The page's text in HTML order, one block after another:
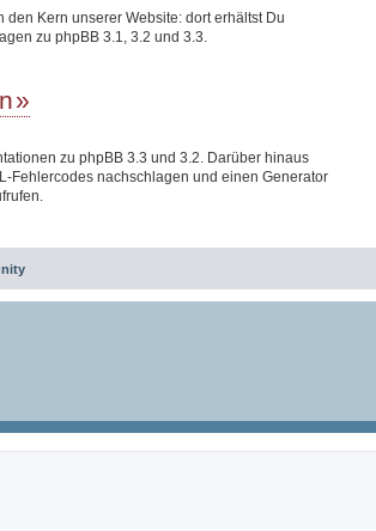
den Kern unserer Website: dort erhältst Du
zu phpBB 3.1, 3.2 und 3.3.
zu phpBB 3.3 und 3.2. Darüber hinaus
Fehlercodes nachschlagen und einen Generator